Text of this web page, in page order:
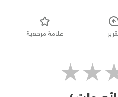
علامة مرجعية
★
★